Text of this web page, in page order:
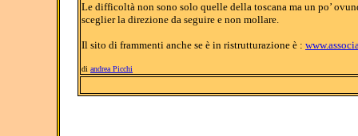
Le difficoltà non sono solo quelle della toscana ma un po’
sceglier la direzione da seguire e non mollare.
Il sito di frammenti anche se è in ristrutturazione è :
di andrea Picchi